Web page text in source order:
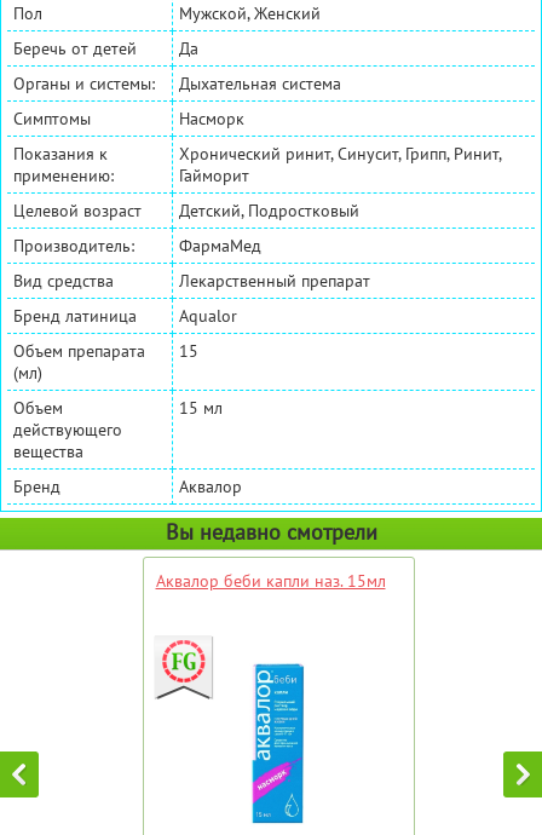
Пол
Мужской, Женский
Беречь от детей
Да
Органы и системы:
Дыхательная система
Симптомы
Насморк
Показания к
применению:
Хронический ринит, Синусит, Грипп, Ринит,
Гайморит
Целевой возраст
Детский, Подростковый
Производитель:
ФармаМед
Вид средства
Лекарственный препарат
Бренд латиница
Aqualor
Объем препарата
(мл)
15
Объем
действующего
вещества
15 мл
Бренд Аквалор
Вы недавно смотрели
Аквалор беби капли наз. 15мл